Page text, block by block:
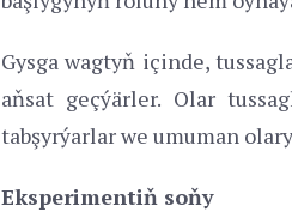
Gysga wagtyň içinde,
aňsat geçýärler. Olar
tabşyrýarlar we umuman
Eksperimentiň soňy